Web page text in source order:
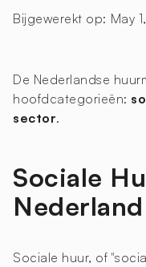
Bijgewerekt op: May
De Nederlandse
hoofdcategorieën:
sector.
Sociale
Nederland
Sociale huur, of